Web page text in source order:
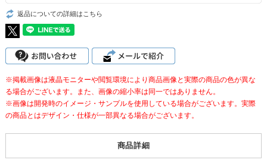
返品についての詳細はこちら
※掲載画像は液晶モニターや閲覧環境により商品画像と実際の商品の色が異な
る場合がございます。また、画像の縮小率は同一ではありません。
※画像は開発時のイメージ・サンプルを使用している場合がございます。実際
の商品とはデザイン・仕様が一部異なる場合がございます。
商品詳細